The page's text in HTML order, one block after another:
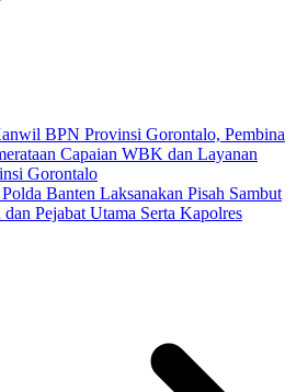
BPN Provinsi Gorontalo, Pembina
Capaian WBK dan Layanan
Gorontalo
Banten Laksanakan Pisah Sambut
Pejabat Utama Serta Kapolres